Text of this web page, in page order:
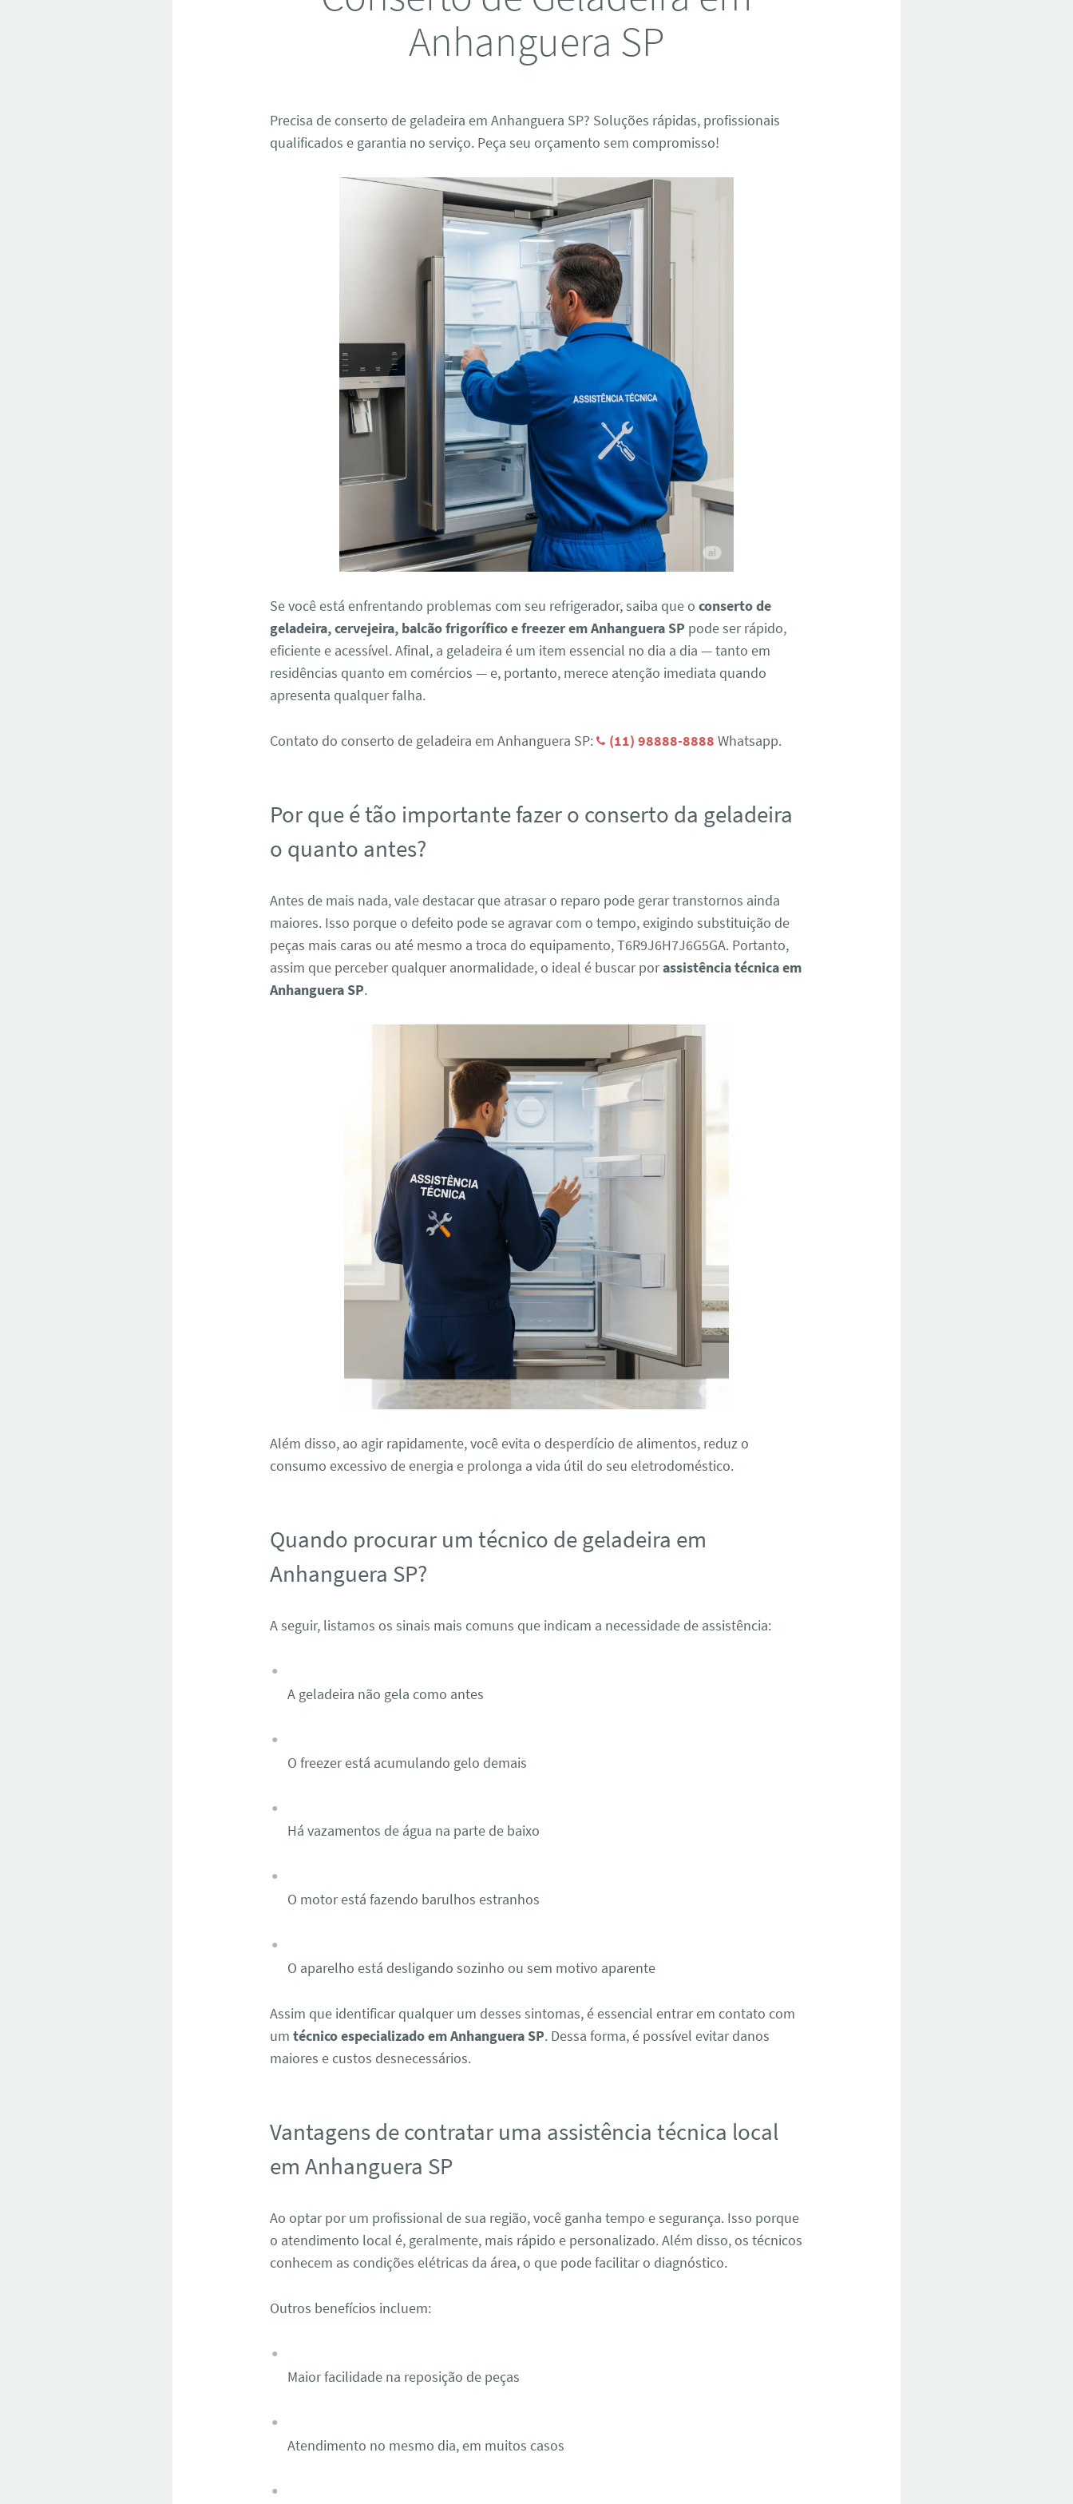
Anhanguera SP
Precisa de conserto de geladeira em Anhanguera SP? Soluções rápidas, profissionais
qualificados e garantia no serviço. Peça seu orçamento sem compromisso!
Se você está enfrentando problemas com seu refrigerador, saiba que oconserto de
geladeira, cervejeira, balcão frigorífico e freezer em Anhanguera SP pode ser rápido,
eficiente e acessível. Afinal, a geladeira é um item essencial no dia a dia — tanto em
residências quanto em comércios — e, portanto, merece atenção imediata quando
apresenta qualquer falha.
Contato do conserto de geladeira em Anhanguera SP: (11) 98888-8888 Whatsapp.
Por que é tão importante fazer o conserto da geladeira
o quanto antes?
Antes de mais nada, vale destacar que atrasar o reparo pode gerar transtornos ainda
maiores. Isso porque o defeito pode se agravar com o tempo, exigindo substituição de
peças mais caras ou até mesmo a troca do equipamento, T6R9J6H7J6G5GA. Portanto,
assim que perceber qualquer anormalidade, o ideal é buscar porassistência técnica em
Anhanguera SP.
Além disso, ao agir rapidamente, você evita o desperdício de alimentos, reduz o
consumo excessivo de energia e prolonga a vida útil do seu eletrodoméstico.
Quando procurar um técnico de geladeira em
Anhanguera SP?
A seguir, listamos os sinais mais comuns que indicam a necessidade de assistência:
A geladeira não gela como antes
O freezer está acumulando gelo demais
Há vazamentos de água na parte de baixo
O motor está fazendo barulhos estranhos
O aparelho está desligando sozinho ou sem motivo aparente
Assim que identificar qualquer um desses sintomas, é essencial entrar em contato com
umtécnico especializado em Anhanguera SP. Dessa forma, é possível evitar danos
maiores e custos desnecessários.
Vantagens de contratar uma assistência técnica local
em Anhanguera SP
Ao optar por um profissional de sua região, você ganha tempo e segurança. Isso porque
o atendimento local é, geralmente, mais rápido e personalizado. Além disso, os técnicos
conhecem as condições elétricas da área, o que pode facilitar o diagnóstico.
Outros benefícios incluem:
Maior facilidade na reposição de peças
Atendimento no mesmo dia, em muitos casos